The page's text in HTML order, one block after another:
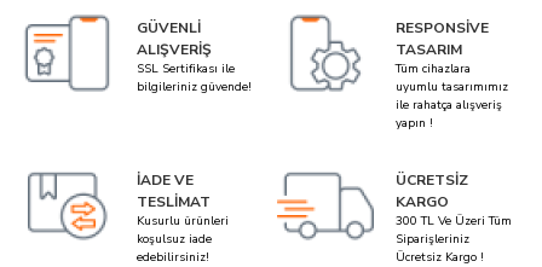
GÜVENLI
ALIŞVERIŞ
SSL Sertifikası ile
bilgileriniz güvende!
RESPONSIVE
TASARIM
Tüm cihazlara
uyumlu tasarımımız
ile rahatça alışveriş
yapın !
İADE VE
TESLIMAT
Kusurlu ürünleri
koşulsuz iade
edebilirsiniz!
ÜCRETSIZ
KARGO
300 TL Ve Üzeri Tüm
Siparişleriniz
Ücretsiz Kargo !